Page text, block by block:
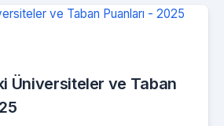
Üniversiteler ve Taban